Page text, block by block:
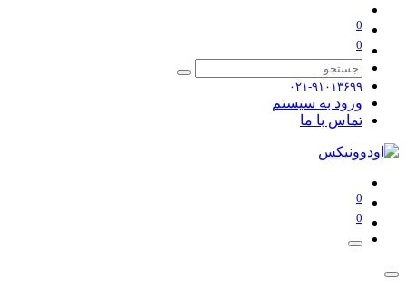
0
0
۰۲۱-۹۱۰۱۳۶۹۹
ورود به سیستم
تماس با ما
0
0